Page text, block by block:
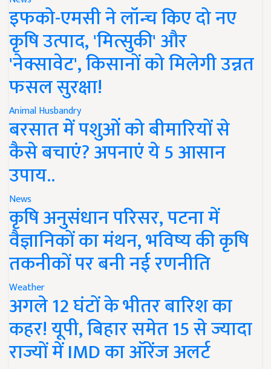
इफको-एमसी ने लॉन्च किए दो नए
कृषि उत्पाद, 'मित्सुकी' और
'नेक्सावेट', किसानों को मिलेगी उन्नत
फसल सुरक्षा!
Animal Husbandry
बरसात में पशुओं को बीमारियों से
कैसे बचाएं? अपनाएं ये 5 आसान
उपाय..
News
कृषि अनुसंधान परिसर, पटना में
वैज्ञानिकों का मंथन, भविष्य की कृषि
तकनीकों पर बनी नई रणनीति
Weather
अगले 12 घंटों के भीतर बारिश का
कहर! यूपी, बिहार समेत 15 से ज्यादा
राज्यों में IMD का ऑरेंज अलर्ट